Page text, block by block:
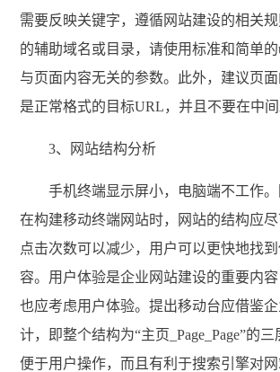
需要反映关键字，遵循网站建设的相关
的辅助域名或目录，请使用标准和简单
与页面内容无关的参数。此外，建议页
是正常格式的目标URL，并且不要在中间
3、网站结构分析
手机终端显示屏小，电脑端不工作。
在构建移动终端网站时，网站的结构应
点击次数可以减少，用户可以更快地找
容。用户体验是企业 网站建设的重要内
也应考虑用户体验。提出移动台应借鉴
计，即整个结构为“主页_Page_Page”的
便于用户操作，而且有利于搜索引擎对